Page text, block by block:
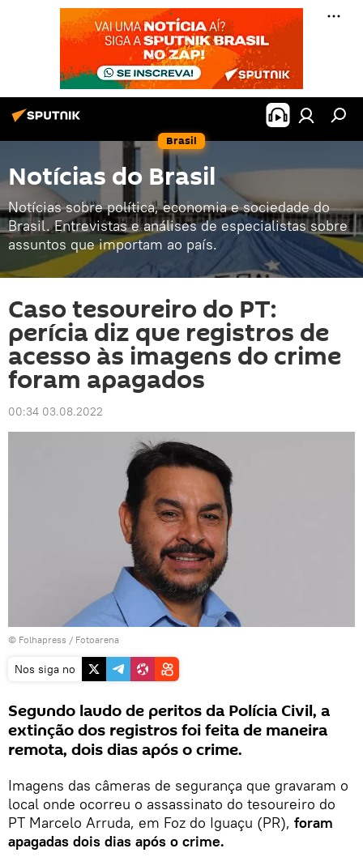
Brasil
Notícias do Brasil
Notícias sobre política, economia e sociedade do
Brasil. Entrevistas e análises de especialistas sobre
assuntos que importam ao país.
Caso tesoureiro do PT:
perícia diz que registros de
acesso às imagens do crime
foram apagados
00:34 03.08.2022
© Folhapress / Fotoarena
Nos siga no
Segundo laudo de peritos da Polícia Civil, a
extinção dos registros foi feita de maneira
remota, dois dias após o crime.
Imagens das câmeras de segurança que gravaram o
local onde ocorreu o assassinato do tesoureiro do
PT Marcelo Arruda, em Foz do Iguaçu (PR), foram
apagadas dois dias após o crime.